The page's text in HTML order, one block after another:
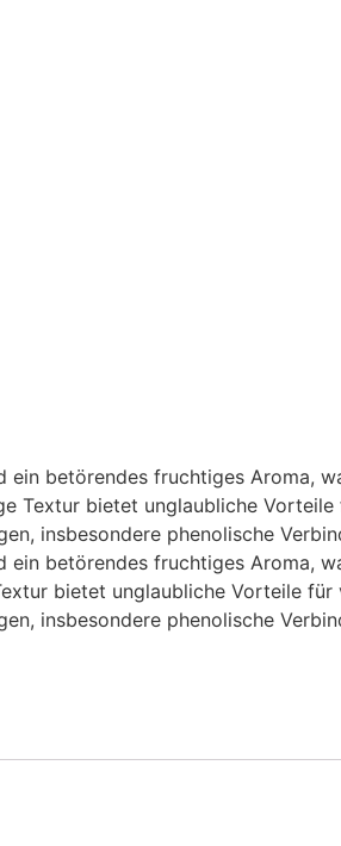
betörendes fruchtiges Aroma,
Textur bietet unglaubliche
insbesondere phenolische
betörendes fruchtiges Aroma,
bietet unglaubliche Vorteile
insbesondere phenolische